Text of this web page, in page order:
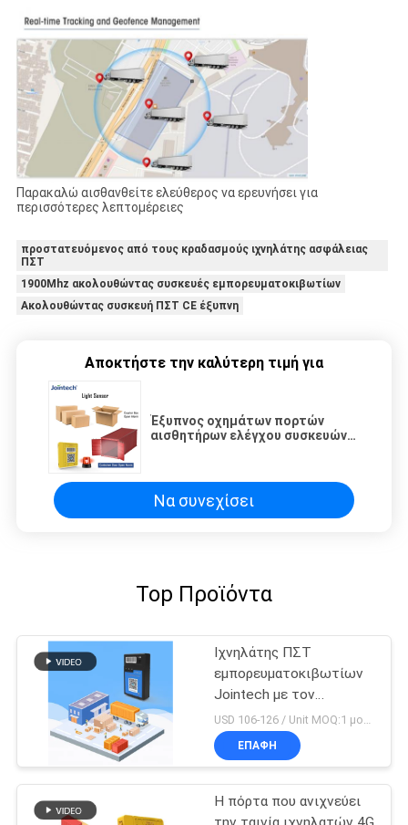
Παρακαλώ αισθανθείτε ελεύθερος να ερευνήσει για
περισσότερες λεπτομέρειες
προστατευόμενος από τους κραδασμούς ιχνηλάτης ασφάλειας
ΠΣΤ
1900Mhz ακολουθώντας συσκευές εμπορευματοκιβωτίων
Ακολουθώντας συσκευή ΠΣΤ CE έξυπνη
Αποκτήστε την καλύτερη τιμή για
Έξυπνος οχημάτων πορτών
αισθητήρων ελέγχου συσκευών
ακολουθώντας
Να συνεχίσει
Top Προϊόντα
Ιχνηλάτης ΠΣΤ
εμπορευματοκιβωτίων
Jointech με τον
αισθητήρα θερμοκρασίας
για την κρύα αλυσίδα
λογιστική
USD 106-126 / Unit MOQ:1 μονάδα
ΕΠΑΦΉ
Η πόρτα που ανιχνεύει